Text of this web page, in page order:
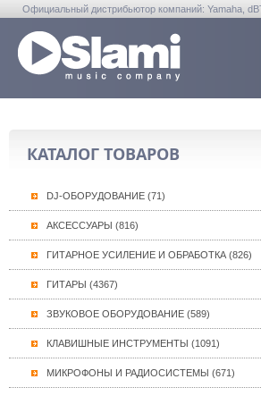
Официальный дистрибьютор компаний: Yamaha,
КАТАЛОГ ТОВАРОВ
DJ-ОБОРУДОВАНИЕ (71)
АКСЕССУАРЫ (816)
ГИТАРНОЕ УСИЛЕНИЕ И ОБРАБОТКА (826)
ГИТАРЫ (4367)
ЗВУКОВОЕ ОБОРУДОВАНИЕ (589)
КЛАВИШНЫЕ ИНСТРУМЕНТЫ (1091)
МИКРОФОНЫ И РАДИОСИСТЕМЫ (671)